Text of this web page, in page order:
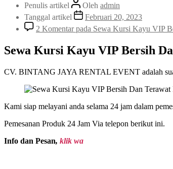
Penulis artikel Oleh admin
Tanggal artikel
Februari 20, 2023
2 Komentarpada Sewa Kursi Kayu VIP
Sewa Kursi Kayu VIP Bersih
CV. BINTANG JAYA RENTAL EVENT adalah
Kami siap melayani anda selama 24 jam dalam
Pemesanan Produk 24 Jam Via telepon berikut ini.
Info dan Pesan, klik wa